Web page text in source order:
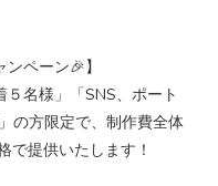
ペーン🎉】
名様」「SNS、ポート
の方限定で、制作費全体
で提供いたします！